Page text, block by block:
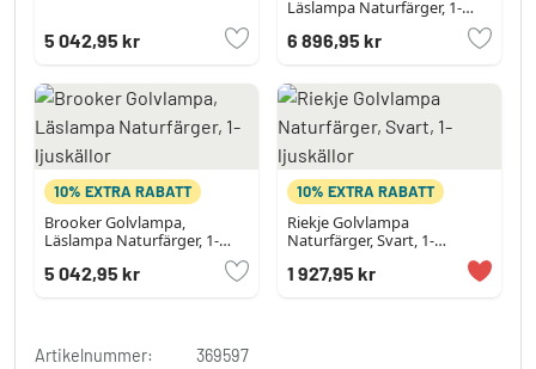
5 042,95 kr
Läslampa Naturfärger, 1-
6 896,95 kr
10% EXTRA RABATT
Brooker Golvlampa,
Läslampa Naturfärger, 1-
5 042,95 kr
10% EXTRA RABATT
Riekje Golvlampa
Naturfärger, Svart, 1-
1 927,95 kr
Artikelnummer:
369597